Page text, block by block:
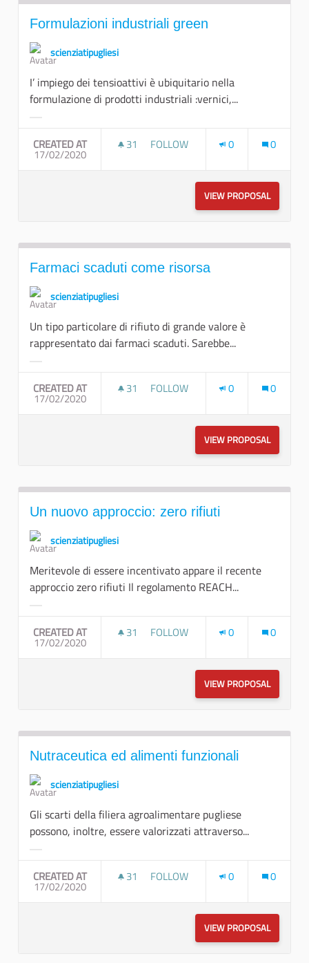
Formulazioni industriali green
scienziatipugliesi
I’ impiego dei tensioattivi è ubiquitario nella
formulazione di prodotti industriali :vernici,...
CREATED AT
17/02/2020
31 31 FOLLOWERS
FOLLOW 0 0
VIEW PROPOSAL
Farmaci scaduti come risorsa
scienziatipugliesi
Un tipo particolare di rifiuto di grande valore è
rappresentato dai farmaci scaduti. Sarebbe...
CREATED AT
17/02/2020
31 31 FOLLOWERS
FOLLOW 0 0
VIEW PROPOSALFARMACI
Un nuovo approccio: zero rifiuti
scienziatipugliesi
Meritevole di essere incentivato appare il recente
approccio zero rifiuti Il regolamento REACH...
CREATED AT
17/02/2020
31 31 FOLLOWERS
FOLLOW 0 0
VIEW PROPOSALUN
Nutraceutica ed alimenti funzionali
scienziatipugliesi
Gli scarti della filiera agroalimentare pugliese
possono, inoltre, essere valorizzati attraverso...
CREATED AT
17/02/2020
31 31 FOLLOWERS
FOLLOW 0 0
VIEW PROPOSAL